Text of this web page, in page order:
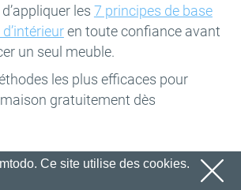
les 7 principes de base
en toute confiance avant
un seul meuble.
les plus efficaces pour
gratuitement dès
Ce site utilise des cookies.